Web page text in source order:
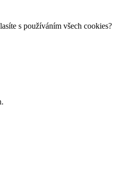
s používáním všech cookies?